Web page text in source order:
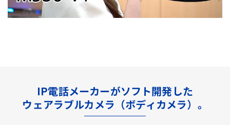
IP電話メーカーがソフト開発した
ウェアラブルカメラ（ボディカメラ）。